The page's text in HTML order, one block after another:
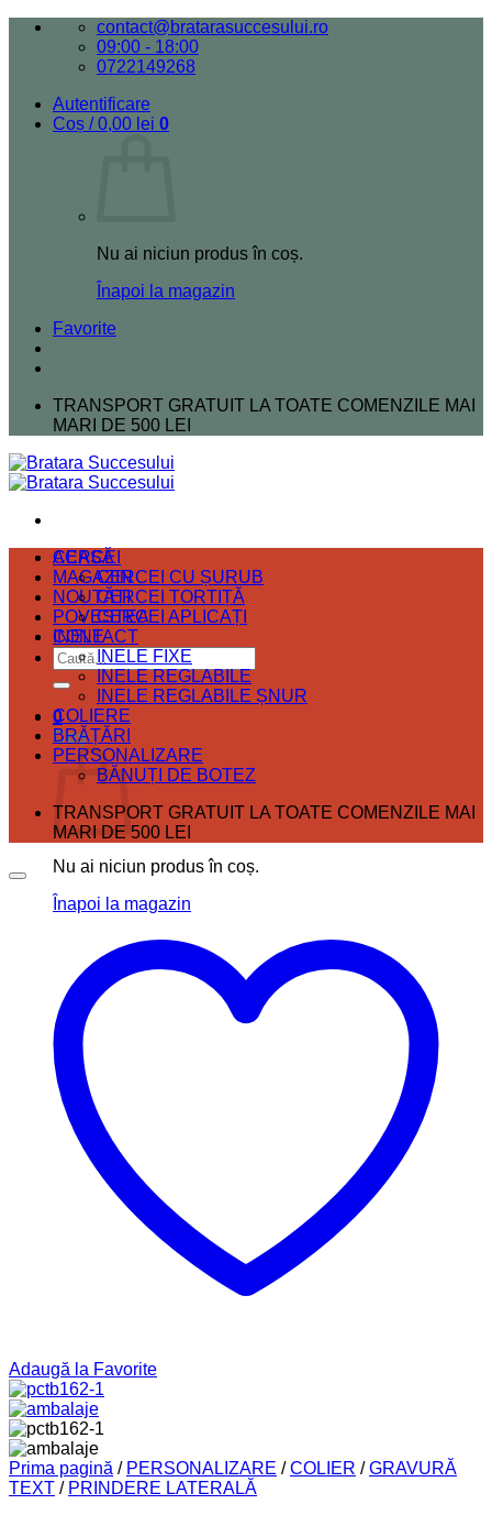
Skip
contact@bratarasuccesului.ro
09:00 - 18:00
0722149268
Autentificare
Coș /0,00 lei 0
Nu ai niciun produs în coș.
Înapoi la magazin
Favorite
TRANSPORT GRATUIT LA TOATE COMENZILE MAI
MARI DE 500 LEI
ACASĂ
MAGAZIN
NOUTĂȚI
POVESTEA
CONTACT
Caută
după:
0
Coș
Nu ai niciun produs în coș.
Înapoi la magazin
CERCEI
CERCEI CU ȘURUB
CERCEI TORTIȚĂ
CERCEI APLICAȚI
INELE
INELE FIXE
INELE REGLABILE
INELE REGLABILE ȘNUR
COLIERE
BRĂȚĂRI
PERSONALIZARE
BĂNUȚI DE BOTEZ
TRANSPORT GRATUIT LA TOATE COMENZILE MAI
MARI DE 500 LEI
Adaugă la Favorite
Prima pagină / PERSONALIZARE / COLIER / GRAVURĂ
TEXT / PRINDERE LATERALĂ